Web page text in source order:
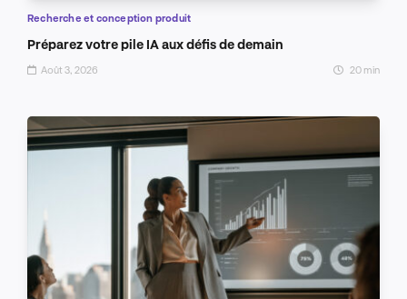
Recherche et conception produit
Préparez votre pile IA aux défis de demain
Août 3, 2026 20 min